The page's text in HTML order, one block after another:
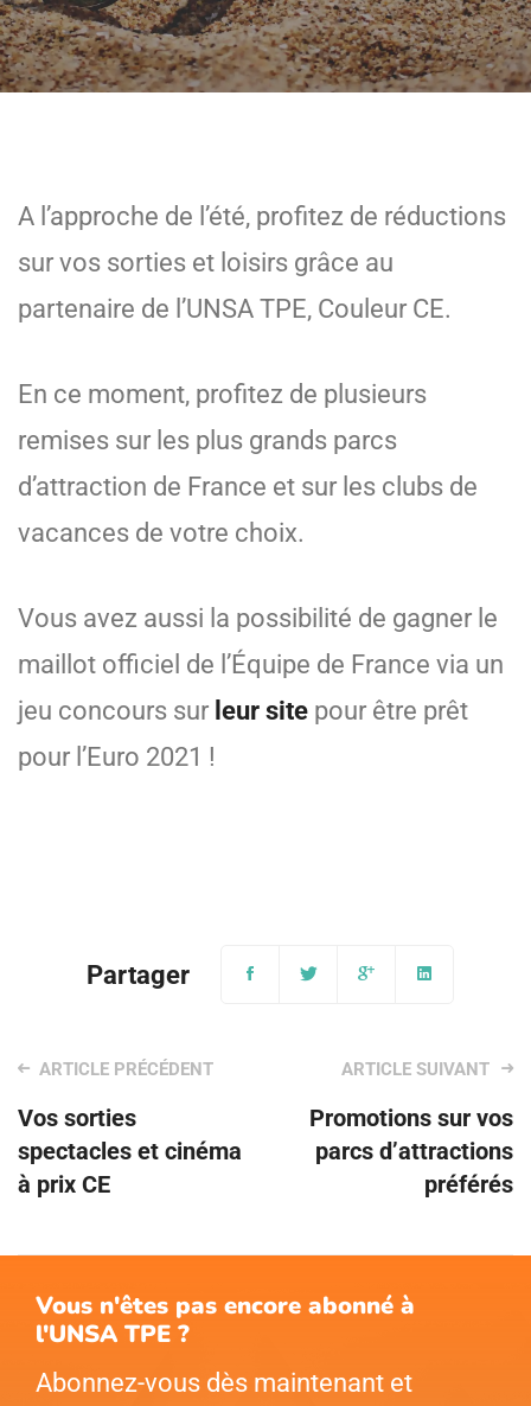
A l’approche de l’été, profitez de réductions
sur vos sorties et loisirs grâce au
partenaire de l’UNSA TPE, Couleur CE.
En ce moment, profitez de plusieurs
remises sur les plus grands parcs
d’attraction de France et sur les clubs de
vacances de votre choix.
Vous avez aussi la possibilité de gagner le
maillot officiel de l’Équipe de France via un
jeu concours sur leur site pour être prêt
pour l’Euro 2021 !
Vous n'êtes pas encore abonné à
l'UNSA TPE ?
Abonnez-vous dès maintenant et
Post
navigation
Vos sorties
spectacles et cinéma
à prix CE
Promotions sur vos
parcs d’attractions
préférés